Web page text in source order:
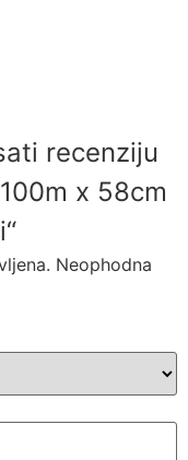
recenziju
x 58cm
Neophodna